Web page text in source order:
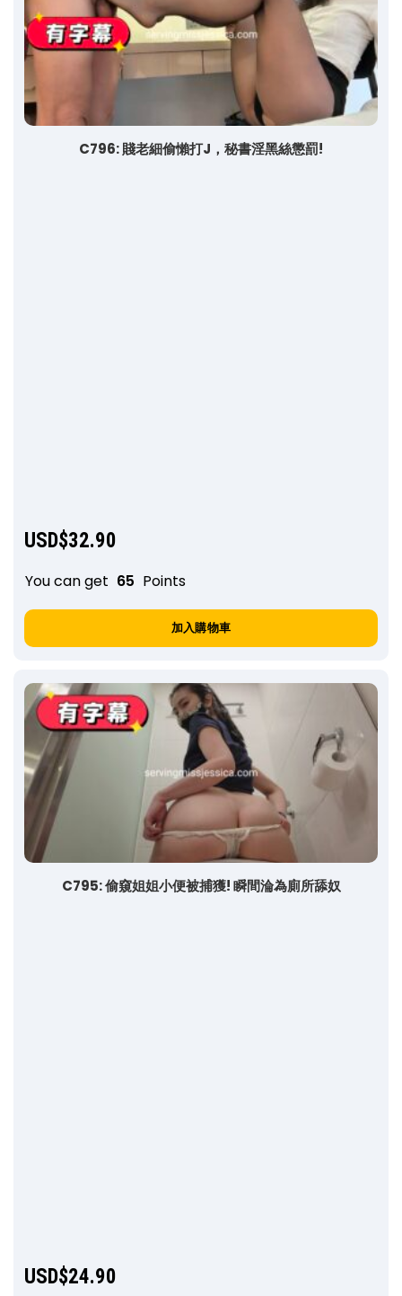
C796: 賤老細偷懶打J，秘書淫黑絲懲罰!
USD$32.90
You can get 65 Points
加入購物車
C795: 偷窺姐姐小便被捕獲! 瞬間淪為廁所舔奴
USD$24.90